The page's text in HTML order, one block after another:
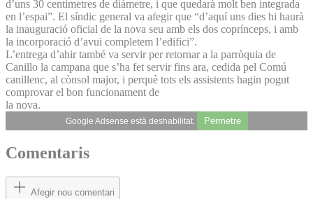
d’uns 30 centímetres de diàmetre, i que quedarà molt ben integrada
en l’espai”. El síndic general va afegir que “d’aquí uns dies hi haurà
la inauguració oficial de la nova seu amb els dos coprínceps, i amb
la incorporació d’avui completem l’edifici”.
L’entrega d’ahir també va servir per retornar a la parròquia de
Canillo la campana que s’ha fet servir fins ara, cedida pel Comú
canillenc, al cònsol major, i perquè tots els assistents hagin pogut
comprovar el bon funcionament de
la nova.
Google Adsense està deshabilitat. Permetre
Comentaris
Afegir nou comentari